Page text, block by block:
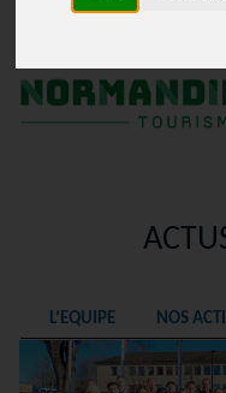
L’EQUIPE NOS